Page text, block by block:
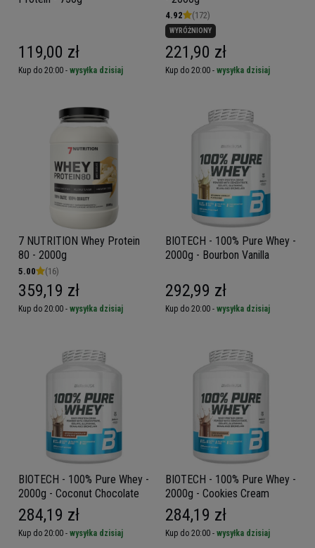
119,00 zł
Kup do 20:00 - wysyłka dzisiaj
4.92 (172)
WYRÓŻNIONY
221,90 zł
Kup do 20:00 - wysyłka dzisiaj
7 NUTRITION Whey Protein
80 - 2000g
5.00 (16)
359,19 zł
Kup do 20:00 - wysyłka dzisiaj
BIOTECH - 100% Pure Whey -
2000g - Bourbon Vanilla
292,99 zł
Kup do 20:00 - wysyłka dzisiaj
BIOTECH - 100% Pure Whey -
2000g - Coconut Chocolate
284,19 zł
Kup do 20:00 - wysyłka dzisiaj
BIOTECH - 100% Pure Whey -
2000g - Cookies Cream
284,19 zł
Kup do 20:00 - wysyłka dzisiaj